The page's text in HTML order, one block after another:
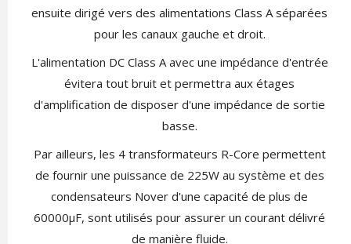
ensuite dirigé vers des alimentations Class A séparées
pour les canaux gauche et droit.
L'alimentation DC Class A avec une impédance d'entrée
évitera tout bruit et permettra aux étages
d'amplification de disposer d'une impédance de sortie
basse.
Par ailleurs, les 4 transformateurs R-Core permettent
de fournir une puissance de 225W au système et des
condensateurs Nover d'une capacité de plus de
60000µF, sont utilisés pour assurer un courant délivré
de manière fluide.